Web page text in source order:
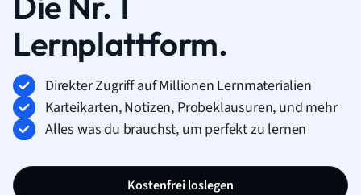
Lernplattform.
Direkter Zugriff auf Millionen Lernmaterialien
Karteikarten, Notizen, Probeklausuren, und mehr
Alles was du brauchst, um perfekt zu lernen
Kostenfrei loslegen